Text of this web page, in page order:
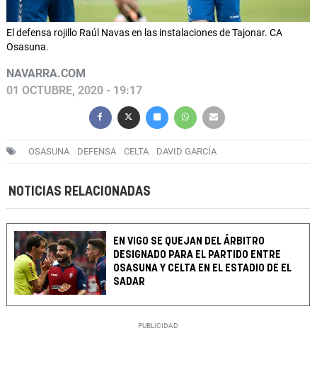
El defensa rojillo Raúl Navas en las instalaciones de Tajonar. CA
Osasuna.
NAVARRA.COM
01 OCTUBRE, 2020 - 19:17
OSASUNA DEFENSA CELTA DAVID GARCÍA
NOTICIAS RELACIONADAS
EN VIGO SE QUEJAN DEL ÁRBITRO
DESIGNADO PARA EL PARTIDO ENTRE
OSASUNA Y CELTA EN EL ESTADIO DE EL
SADAR